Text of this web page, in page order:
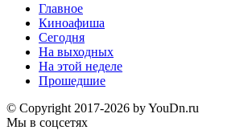
Главное
Киноафиша
Сегодня
На выходных
На этой неделе
Прошедшие
© Copyright 2017-2026 by YouDn.ru
Мы в соцсетях